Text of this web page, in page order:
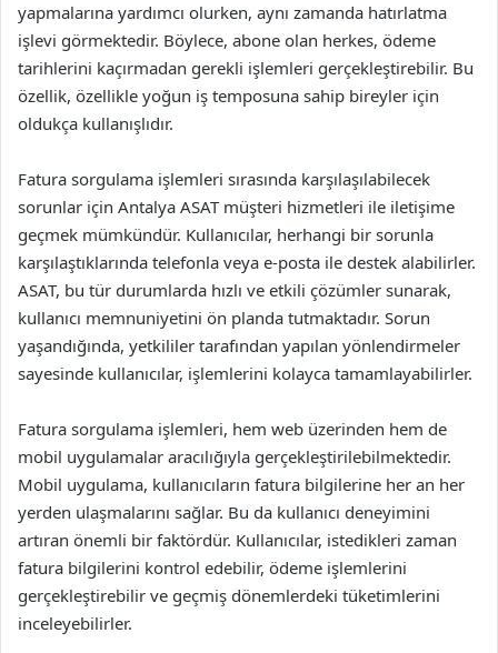
yapmalarına yardımcı olurken, aynı zamanda hatırlatma
işlevi görmektedir. Böylece, abone olan herkes, ödeme
tarihlerini kaçırmadan gerekli işlemleri gerçekleştirebilir. Bu
özellik, özellikle yoğun iş temposuna sahip bireyler için
oldukça kullanışlıdır.
Fatura sorgulama işlemleri sırasında karşılaşılabilecek
sorunlar için Antalya ASAT müşteri hizmetleri ile iletişime
geçmek mümkündür. Kullanıcılar, herhangi bir sorunla
karşılaştıklarında telefonla veya e-posta ile destek alabilirler.
ASAT, bu tür durumlarda hızlı ve etkili çözümler sunarak,
kullanıcı memnuniyetini ön planda tutmaktadır. Sorun
yaşandığında, yetkililer tarafından yapılan yönlendirmeler
sayesinde kullanıcılar, işlemlerini kolayca tamamlayabilirler.
Fatura sorgulama işlemleri, hem web üzerinden hem de
mobil uygulamalar aracılığıyla gerçekleştirilebilmektedir.
Mobil uygulama, kullanıcıların fatura bilgilerine her an her
yerden ulaşmalarını sağlar. Bu da kullanıcı deneyimini
artıran önemli bir faktördür. Kullanıcılar, istedikleri zaman
fatura bilgilerini kontrol edebilir, ödeme işlemlerini
gerçekleştirebilir ve geçmiş dönemlerdeki tüketimlerini
inceleyebilirler.